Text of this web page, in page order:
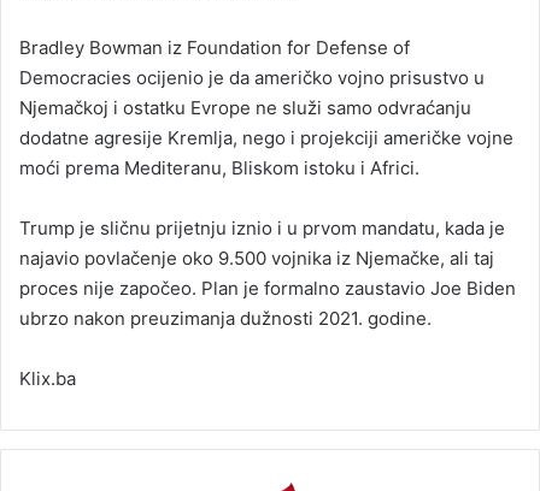
Bradley Bowman iz Foundation for Defense of
Democracies ocijenio je da američko vojno prisustvo u
Njemačkoj i ostatku Evrope ne služi samo odvraćanju
dodatne agresije Kremlja, nego i projekciji američke vojne
moći prema Mediteranu, Bliskom istoku i Africi.
Trump je sličnu prijetnju iznio i u prvom mandatu, kada je
najavio povlačenje oko 9.500 vojnika iz Njemačke, ali taj
proces nije započeo. Plan je formalno zaustavio Joe Biden
ubrzo nakon preuzimanja dužnosti 2021. godine.
Klix.ba